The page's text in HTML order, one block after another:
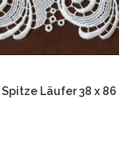
Läufer 38 x 86